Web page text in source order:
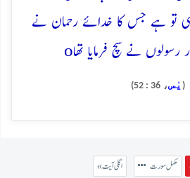
تو ہے جس کا خدائے رحمان نے
رسولوں نے سچ فرمایا تھاo
( يٰس، 36 : 52)
مکمل سورت « اگلی آیت